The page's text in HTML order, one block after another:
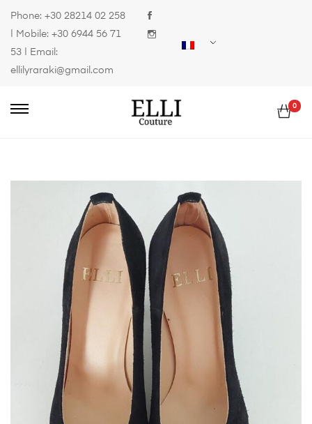
Phone: +30 28214 02 258
| Mobile: +30 6944 56 71
53 | Email:
ellilyraraki@gmail.com
0